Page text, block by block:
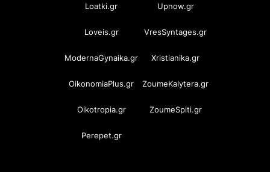
Loatki.gr Upnow.gr
Loveis.gr VresSyntages.gr
ModernaGynaika.gr Xristianika.gr
OikonomiaPlus.gr ZoumeKalytera.gr
Oikotropia.gr ZoumeSpiti.gr
Perepet.gr